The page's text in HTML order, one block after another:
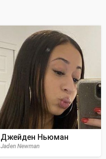
Джейден Ньюман
Jaden Newman